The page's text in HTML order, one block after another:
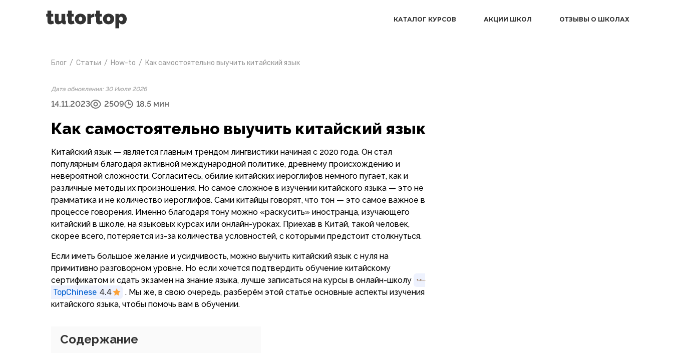
КАТАЛОГ КУРСОВ АКЦИИ ШКОЛ ОТЗЫВЫ О ШКОЛАХ
Блог / Статьи / How-to / Как самостоятельно выучить китайский язык
Дата обновления: 30 Июля 2026
14.11.2023 2509 18.5 мин
Как самостоятельно выучить китайский язык
Китайский язык — является главным трендом лингвистики начиная с 2020 года. Он стал
популярным благодаря активной международной политике, древнему происхождению и
невероятной сложности. Согласитесь, обилие китайских иероглифов немного пугает, как и
различные методы их произношения. Но самое сложное в изучении китайского языка — это не
грамматика и не количество иероглифов. Сами китайцы говорят, что тон — это самое важное в
процессе говорения. Именно благодаря тону можно «раскусить» иностранца, изучающего
китайский в школе, на языковых курсах или онлайн-уроках. Приехав в Китай, такой человек,
скорее всего, потеряется из-за количества условностей, с которыми предстоит столкнуться.
Если иметь большое желание и усидчивость, можно выучить китайский язык с нуля на
примитивно разговорном уровне. Но если хочется подтвердить обучение китайскому
сертификатом и сдать экзамен на знание языка, лучше записаться на курсы в онлайн-школу
TopChinese 4.4
. Мы же, в свою очередь, разберём этой статье основные аспекты изучения
китайского языка, чтобы помочь вам в обучении.
Содержание